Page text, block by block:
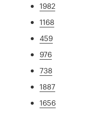
1982
1168
459
976
738
1887
1656